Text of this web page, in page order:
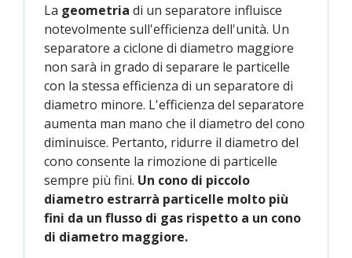
La geometria di un separatore influisce
notevolmente sull'efficienza dell'unità. Un
separatore a ciclone di diametro maggiore
non sarà in grado di separare le particelle
con la stessa efficienza di un separatore di
diametro minore. L'efficienza del separatore
aumenta man mano che il diametro del cono
diminuisce. Pertanto, ridurre il diametro del
cono consente la rimozione di particelle
sempre più fini. Un cono di piccolo
diametro estrarrà particelle molto più
fini da un flusso di gas rispetto a un cono
di diametro maggiore.